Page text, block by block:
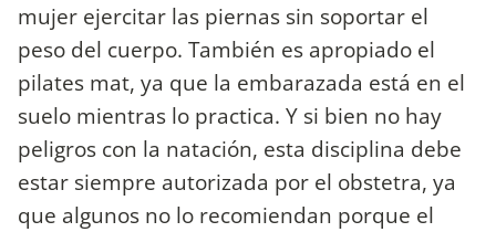
mujer ejercitar las piernas sin soportar el
peso del cuerpo. También es apropiado el
pilates mat, ya que la embarazada está en el
suelo mientras lo practica. Y si bien no hay
peligros con la natación, esta disciplina debe
estar siempre autorizada por el obstetra, ya
que algunos no lo recomiendan porque el